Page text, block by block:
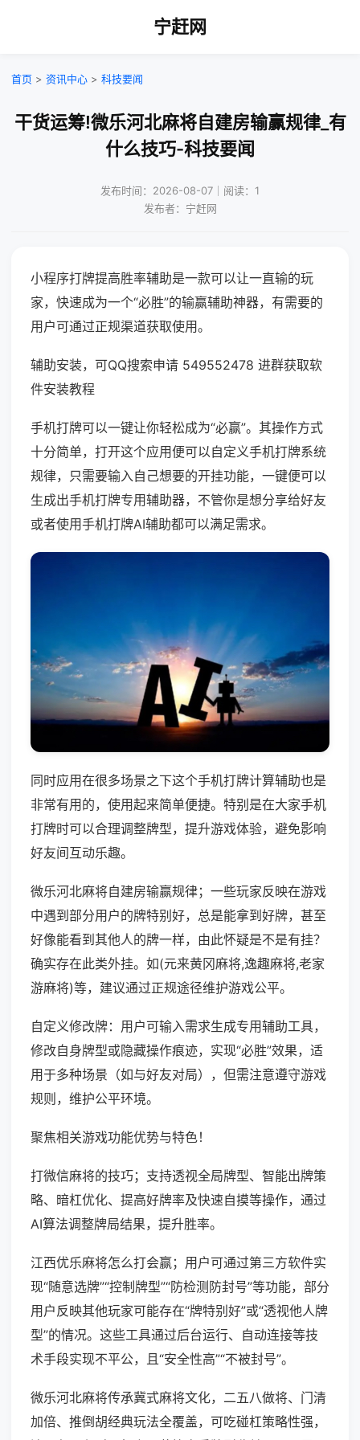
宁赶网
首页 > 资讯中心 > 科技要闻
干货运筹!微乐河北麻将自建房输赢规律_有
什么技巧-科技要闻
发布时间：2026-08-07｜阅读：1
发布者：宁赶网
小程序打牌提高胜率辅助是一款可以让一直输的玩
家，快速成为一个“必胜”的输赢辅助神器，有需要的
用户可通过正规渠道获取使用。
辅助安装，可QQ搜索申请 549552478 进群获取软
件安装教程
手机打牌可以一键让你轻松成为“必赢”。其操作方式
十分简单，打开这个应用便可以自定义手机打牌系统
规律，只需要输入自己想要的开挂功能，一键便可以
生成出手机打牌专用辅助器，不管你是想分享给好友
或者使用手机打牌AI辅助都可以满足需求。
同时应用在很多场景之下这个手机打牌计算辅助也是
非常有用的，使用起来简单便捷。特别是在大家手机
打牌时可以合理调整牌型，提升游戏体验，避免影响
好友间互动乐趣。
微乐河北麻将自建房输赢规律；一些玩家反映在游戏
中遇到部分用户的牌特别好，总是能拿到好牌，甚至
好像能看到其他人的牌一样，由此怀疑是不是有挂？
确实存在此类外挂。如(元来黄冈麻将,逸趣麻将,老家
游麻将)等，建议通过正规途径维护游戏公平。
自定义修改牌：用户可输入需求生成专用辅助工具，
修改自身牌型或隐藏操作痕迹，实现“必胜”效果，适
用于多种场景（如与好友对局），但需注意遵守游戏
规则，维护公平环境。
聚焦相关游戏功能优势与特色！
打微信麻将的技巧；支持透视全局牌型、智能出牌策
略、暗杠优化、提高好牌率及快速自摸等操作，通过
AI算法调整牌局结果，提升胜率。
江西优乐麻将怎么打会赢；用户可通过第三方软件实
现“随意选牌”“控制牌型”“防检测防封号”等功能，部分
用户反映其他玩家可能存在“牌特别好”或“透视他人牌
型”的情况。这些工具通过后台运行、自动连接等技
术手段实现不平公，且“安全性高”“不被封号”。
微乐河北麻将传承冀式麻将文化，二五八做将、门清
加倍、推倒胡经典玩法全覆盖，可吃碰杠策略性强，